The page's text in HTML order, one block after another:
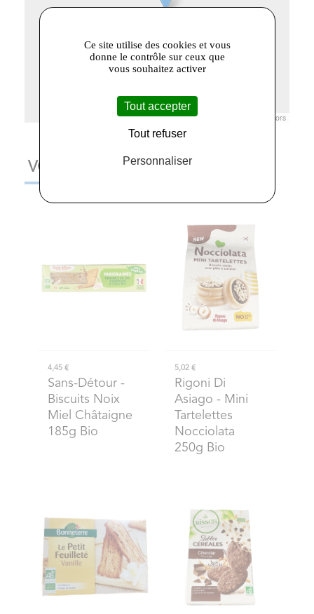
© Openstreetmap France | ©OpenStreetMap contributors
VOUS AIMEREZ AUSSI
4,45 €
Sans-Détour -
Biscuits Noix
Miel Châtaigne
185g Bio
5,02 €
Rigoni Di
Asiago - Mini
Tartelettes
Nocciolata
250g Bio
Ce site utilise des cookies et vous
donne le contrôle sur ceux que
vous souhaitez activer
Tout accepter
Tout refuser
Personnaliser